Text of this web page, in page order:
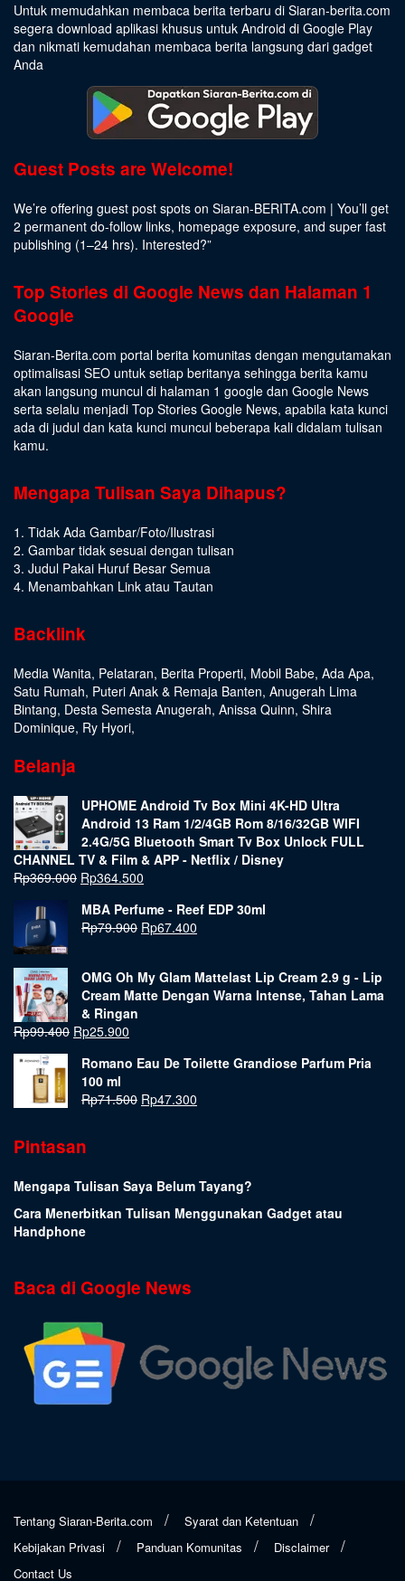
Untuk memudahkan membaca berita terbaru di Siaran-berita.com
segera download aplikasi khusus untuk Android di Google Play
dan nikmati kemudahan membaca berita langsung dari gadget
Anda
Guest Posts are Welcome!
We’re offering guest post spots on Siaran-BERITA.com | You’ll get
2 permanent do-follow links, homepage exposure, and super fast
publishing (1–24 hrs). Interested?”
Top Stories di Google News dan Halaman 1
Google
Siaran-Berita.com portal berita komunitas dengan mengutamakan
optimalisasi SEO untuk setiap beritanya sehingga berita kamu
akan langsung muncul di halaman 1 google dan Google News
serta selalu menjadi Top Stories Google News, apabila kata kunci
ada di judul dan kata kunci muncul beberapa kali didalam tulisan
kamu.
Mengapa Tulisan Saya Dihapus?
1. Tidak Ada Gambar/Foto/Ilustrasi
2. Gambar tidak sesuai dengan tulisan
3. Judul Pakai Huruf Besar Semua
4. Menambahkan Link atau Tautan
Backlink
Media Wanita, Pelataran, Berita Properti, Mobil Babe, Ada Apa,
Satu Rumah, Puteri Anak & Remaja Banten, Anugerah Lima
Bintang, Desta Semesta Anugerah, Anissa Quinn, Shira
Dominique, Ry Hyori,
Belanja
UPHOME Android Tv Box Mini 4K-HD Ultra
Android 13 Ram 1/2/4GB Rom 8/16/32GB WIFI
2.4G/5G Bluetooth Smart Tv Box Unlock FULL
CHANNEL TV & Film & APP - Netflix / Disney
Rp369.000 Rp364.500
MBA Perfume - Reef EDP 30ml
Rp79.900 Rp67.400
OMG Oh My Glam Mattelast Lip Cream 2.9 g - Lip
Cream Matte Dengan Warna Intense, Tahan Lama
& Ringan
Rp99.400 Rp25.900
Romano Eau De Toilette Grandiose Parfum Pria
100 ml
Rp71.500 Rp47.300
Pintasan
Mengapa Tulisan Saya Belum Tayang?
Cara Menerbitkan Tulisan Menggunakan Gadget atau
Handphone
Baca di Google News
Tentang Siaran-Berita.com
Syarat dan Ketentuan
Kebijakan Privasi
Panduan Komunitas
Disclaimer
Contact Us